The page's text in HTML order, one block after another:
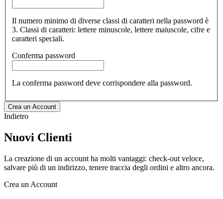
Il numero minimo di diverse classi di caratteri nella password è
3. Classi di caratteri: lettere minuscole, lettere maiuscole, cifre e
caratteri speciali.
Conferma password
La conferma password deve corrispondere alla password.
Crea un Account
Indietro
Nuovi Clienti
La creazione di un account ha molti vantaggi: check-out veloce,
salvare più di un indirizzo, tenere traccia degli ordini e altro ancora.
Crea un Account